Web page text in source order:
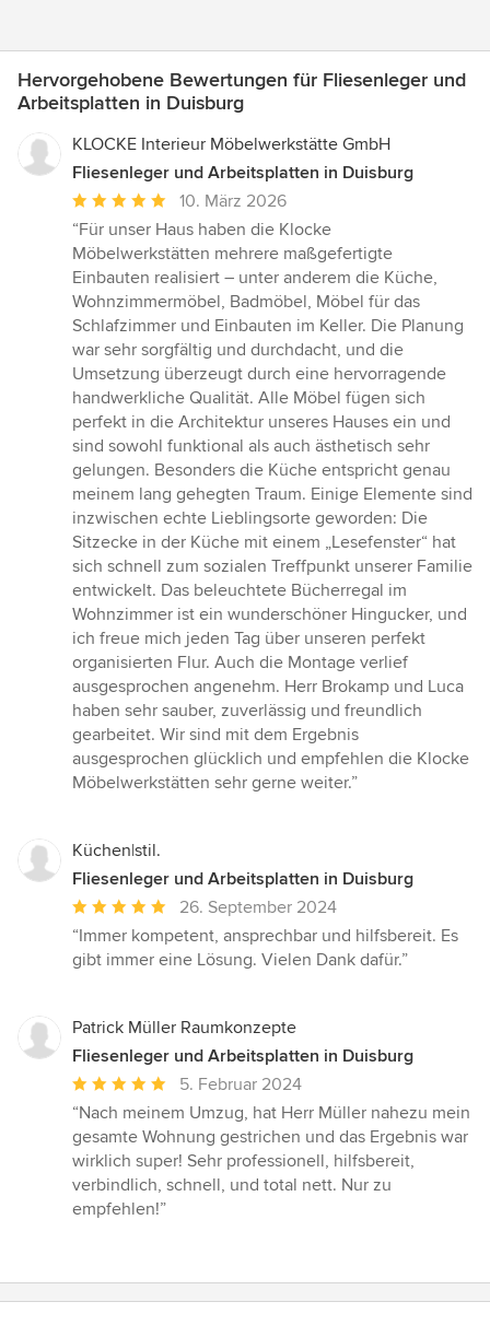
Hervorgehobene Bewertungen für Fliesenleger und
Arbeitsplatten in Duisburg
KLOCKE Interieur Möbelwerkstätte GmbH
Fliesenleger und Arbeitsplatten in Duisburg
Durchschnittliche
Bewertung:
5
von
5
Sternen
10. März 2026
“Für unser Haus haben die Klocke
Möbelwerkstätten mehrere maßgefertigte
Einbauten realisiert – unter anderem die Küche,
Wohnzimmermöbel, Badmöbel, Möbel für das
Schlafzimmer und Einbauten im Keller. Die Planung
war sehr sorgfältig und durchdacht, und die
Umsetzung überzeugt durch eine hervorragende
handwerkliche Qualität. Alle Möbel fügen sich
perfekt in die Architektur unseres Hauses ein und
sind sowohl funktional als auch ästhetisch sehr
gelungen. Besonders die Küche entspricht genau
meinem lang gehegten Traum. Einige Elemente sind
inzwischen echte Lieblingsorte geworden: Die
Sitzecke in der Küche mit einem „Lesefenster“ hat
sich schnell zum sozialen Treffpunkt unserer Familie
entwickelt. Das beleuchtete Bücherregal im
Wohnzimmer ist ein wunderschöner Hingucker, und
ich freue mich jeden Tag über unseren perfekt
organisierten Flur. Auch die Montage verlief
ausgesprochen angenehm. Herr Brokamp und Luca
haben sehr sauber, zuverlässig und freundlich
gearbeitet. Wir sind mit dem Ergebnis
ausgesprochen glücklich und empfehlen die Klocke
Möbelwerkstätten sehr gerne weiter.”
Küchen|stil.
Fliesenleger und Arbeitsplatten in Duisburg
Durchschnittliche
Bewertung:
5
Sternen
26. September 2024
“Immer kompetent, ansprechbar und hilfsbereit. Es
gibt immer eine Lösung. Vielen Dank dafür.”
Patrick Müller Raumkonzepte
Fliesenleger und Arbeitsplatten in Duisburg
Durchschnittliche
Bewertung:
5
von
5
Sternen
5. Februar 2024
“Nach meinem Umzug, hat Herr Müller nahezu mein
gesamte Wohnung gestrichen und das Ergebnis war
wirklich super! Sehr professionell, hilfsbereit,
verbindlich, schnell, und total nett. Nur zu
empfehlen!”